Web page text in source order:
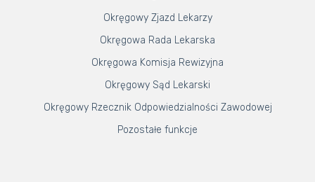
Okręgowy Zjazd Lekarzy
Okręgowa Rada Lekarska
Okręgowa Komisja Rewizyjna
Okręgowy Sąd Lekarski
Okręgowy Rzecznik Odpowiedzialności Zawodowej
Pozostałe funkcje